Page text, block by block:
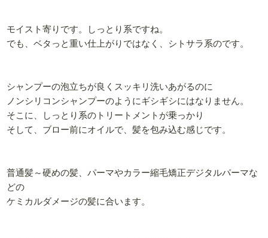
モイスト寄りです。しっとり系ですね。
でも、ベタっと重い仕上がりではなく、シトサラ系のです。
シャンプーの泡立ちが良くスッキリ洗いあがるのに
ノンシリコンシャンプーのようにギシギシにはなりません。
そこに、しっとり系のトリートメントが乗っかり
そして、ブロー前にオイルで、髪を包み込む感じです。
普通髪～硬めの髪、パーマやカラー縮毛矯正デジタルパーマな
どの
ケミカルダメージの髪に合います。